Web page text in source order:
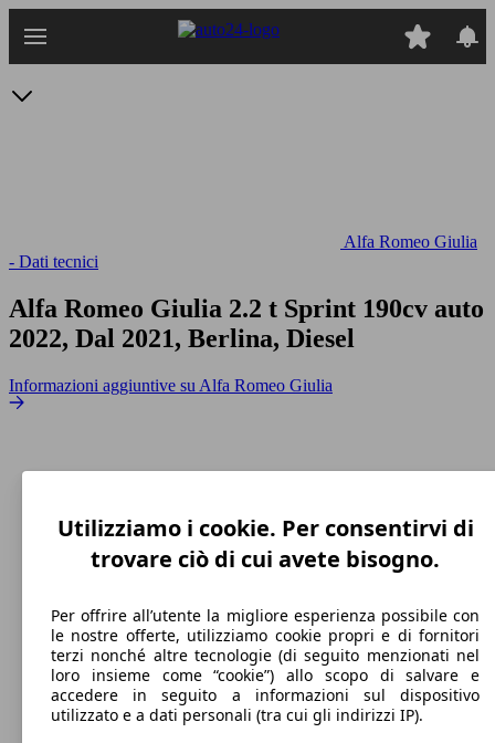
Alfa Romeo Giulia
- Dati tecnici
Alfa Romeo Giulia 2.2 t Sprint 190cv auto
2022, Dal 2021, Berlina, Diesel
Informazioni aggiuntive su Alfa Romeo Giulia
230 km/h
Velocità massima
Utilizziamo i cookie. Per consentirvi di
trovare ciò di cui avete bisogno.
Per offrire all’utente la migliore esperienza possibile con
le nostre offerte, utilizziamo cookie propri e di fornitori
terzi nonché altre tecnologie (di seguito menzionati nel
loro insieme come “cookie”) allo scopo di salvare e
accedere in seguito a informazioni sul dispositivo
utilizzato e a dati personali (tra cui gli indirizzi IP).